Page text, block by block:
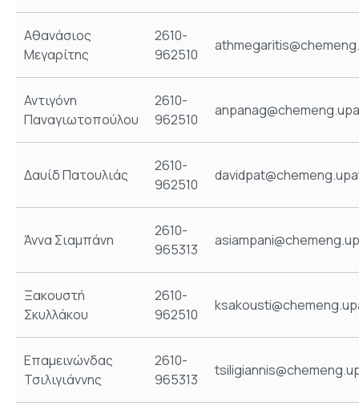
Αθανάσιος
Μεγαρίτης
2610-
962510
Αντιγόνη
Παναγιωτοπούλου
2610-
962510
Δαυίδ Πατουλιάς
2610-
962510
Άννα Σιαμπάνη
2610-
965313
Ξακουστή
Σκυλλάκου
2610-
962510
Επαμεινώνδας
Τσιλιγιάννης
2610-
965313